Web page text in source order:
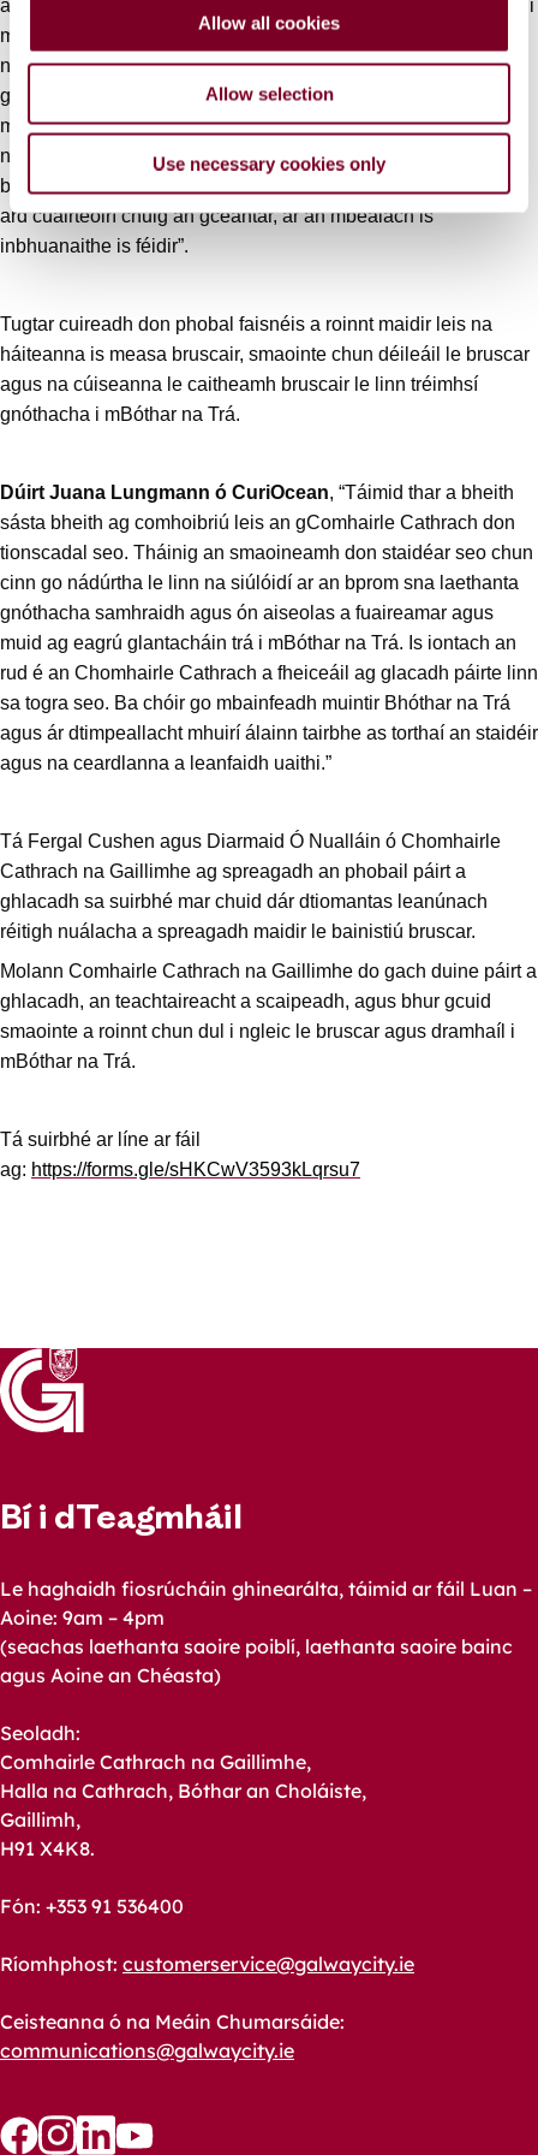
o
n
Allow all cookies
Allow selection
Use necessary cookies only
a fhiosrú, bunaithe ar thuairimí na ndaoine a bhfuil cónaí orthu i
mBóthar na Trá agus a thugann cuairt ar an áit. Bíonn Bóthar
na Trá thar a bheith gnóthach i rith an tsamhraidh, agus bíonn
go leor cineálacha éagsúla brú ar an gcomhshaol sa gceantar
mar thoradh air seo. Tá sé mar aidhm ag Comhairle Cathrach
na Gaillimhe a bheith ar thús cadhnaíochta i mbainistiú
bruscair agus dul i ngleic leis an dramhaíl a eascraíonn as líon
ard cuairteoirí chuig an gceantar, ar an mbealach is
inbhuanaithe is féidir”.
Tugtar cuireadh don phobal faisnéis a roinnt maidir leis na
háiteanna is measa bruscair, smaointe chun déileáil le bruscar
agus na cúiseanna le caitheamh bruscair le linn tréimhsí
gnóthacha i mBóthar na Trá.
Dúirt Juana Lungmann ó CuriOcean, “Táimid thar a bheith
sásta bheith ag comhoibriú leis an gComhairle Cathrach don
tionscadal seo. Tháinig an smaoineamh don staidéar seo chun
cinn go nádúrtha le linn na siúlóidí ar an bprom sna laethanta
gnóthacha samhraidh agus ón aiseolas a fuaireamar agus
muid ag eagrú glantacháin trá i mBóthar na Trá. Is iontach an
rud é an Chomhairle Cathrach a fheiceáil ag glacadh páirte linn
sa togra seo. Ba chóir go mbainfeadh muintir Bhóthar na Trá
agus ár dtimpeallacht mhuirí álainn tairbhe as torthaí an staidéir
agus na ceardlanna a leanfaidh uaithi.”
Tá Fergal Cushen agus Diarmaid Ó Nualláin ó Chomhairle
Cathrach na Gaillimhe ag spreagadh an phobail páirt a
ghlacadh sa suirbhé mar chuid dár dtiomantas leanúnach
réitigh nuálacha a spreagadh maidir le bainistiú bruscar.
Molann Comhairle Cathrach na Gaillimhe do gach duine páirt a
ghlacadh, an teachtaireacht a scaipeadh, agus bhur gcuid
smaointe a roinnt chun dul i ngleic le bruscar agus dramhaíl i
mBóthar na Trá.
Tá suirbhé ar líne ar fáil
ag: https://forms.gle/sHKCwV3593kLqrsu7
Bí i dTeagmháil
Le haghaidh fiosrúcháin ghinearálta, táimid ar fáil Luan –
Aoine: 9am – 4pm
(seachas laethanta saoire poiblí, laethanta saoire bainc
agus Aoine an Chéasta)
Seoladh:
Comhairle Cathrach na Gaillimhe,
Halla na Cathrach, Bóthar an Choláiste,
Gaillimh,
H91 X4K8.
Fón: +353 91 536400
Ríomhphost: customerservice@galwaycity.ie
Ceisteanna ó na Meáin Chumarsáide:
communications@galwaycity.ie